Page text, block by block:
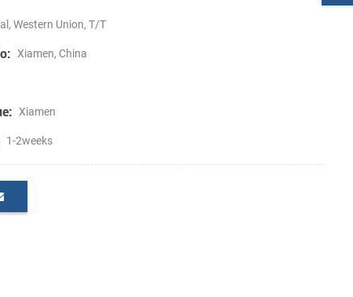
Western Union, T/T
Xiamen, China
Xiamen
1-2weeks